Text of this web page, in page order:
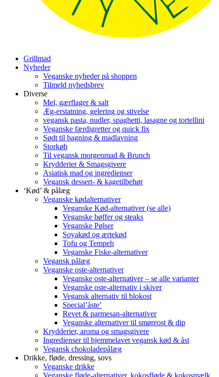
Grillmad
Nyheder
Veganske nyheder på shoppen
Tilmeld nyhedsbrev
Diverse
Mel, gærflager & salt
Æg-erstatning, gelering og stivelse
vegansk pasta, nudler, spaghetti, lasagne og tortellini
Veganske færdigretter og quick fix
Sødt til bagning & madlavning
Storkøb
Til vegansk morgenmad & Brunch
Krydderier & Smagsgivere
Asiatisk mad og ingredienser
Vegansk dessert- & kagetilbehør
‘Kød’ & pålæg
Veganske kødalternativer
Veganske Kød-alternativer (se alle)
Veganske bøffer og steaks
Veganske Pølser
Soyakød og ærtekød
Tofu og Tempeh
Veganske Fiske-alternativer
Vegansk pålæg
Veganske oste-alternativer
Veganske oste-alternativer – se alle varianter
Veganske oste-alternativ i skiver
Vegansk alternativ til blokost
Special’åste’
Revet & parmesan-alternativer
Veganske alternativer til smøreost & dip
Krydderier, aroma og smagsgivere
Ingredienser til hjemmelavet vegansk kød & åst
Vegansk chokoladepålæg
Drikke, fløde, dressing, sovs
Veganske drikke
Veganske fløde-alternativer, kokosfløde & kokosmælk